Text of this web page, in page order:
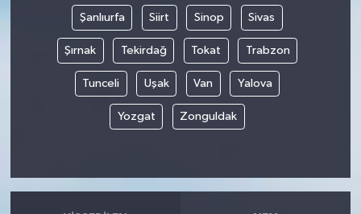
Şanlıurfa Siirt Sinop Sivas
Şırnak Tekirdağ Tokat Trabzon
Tunceli Uşak Van Yalova
Yozgat Zonguldak